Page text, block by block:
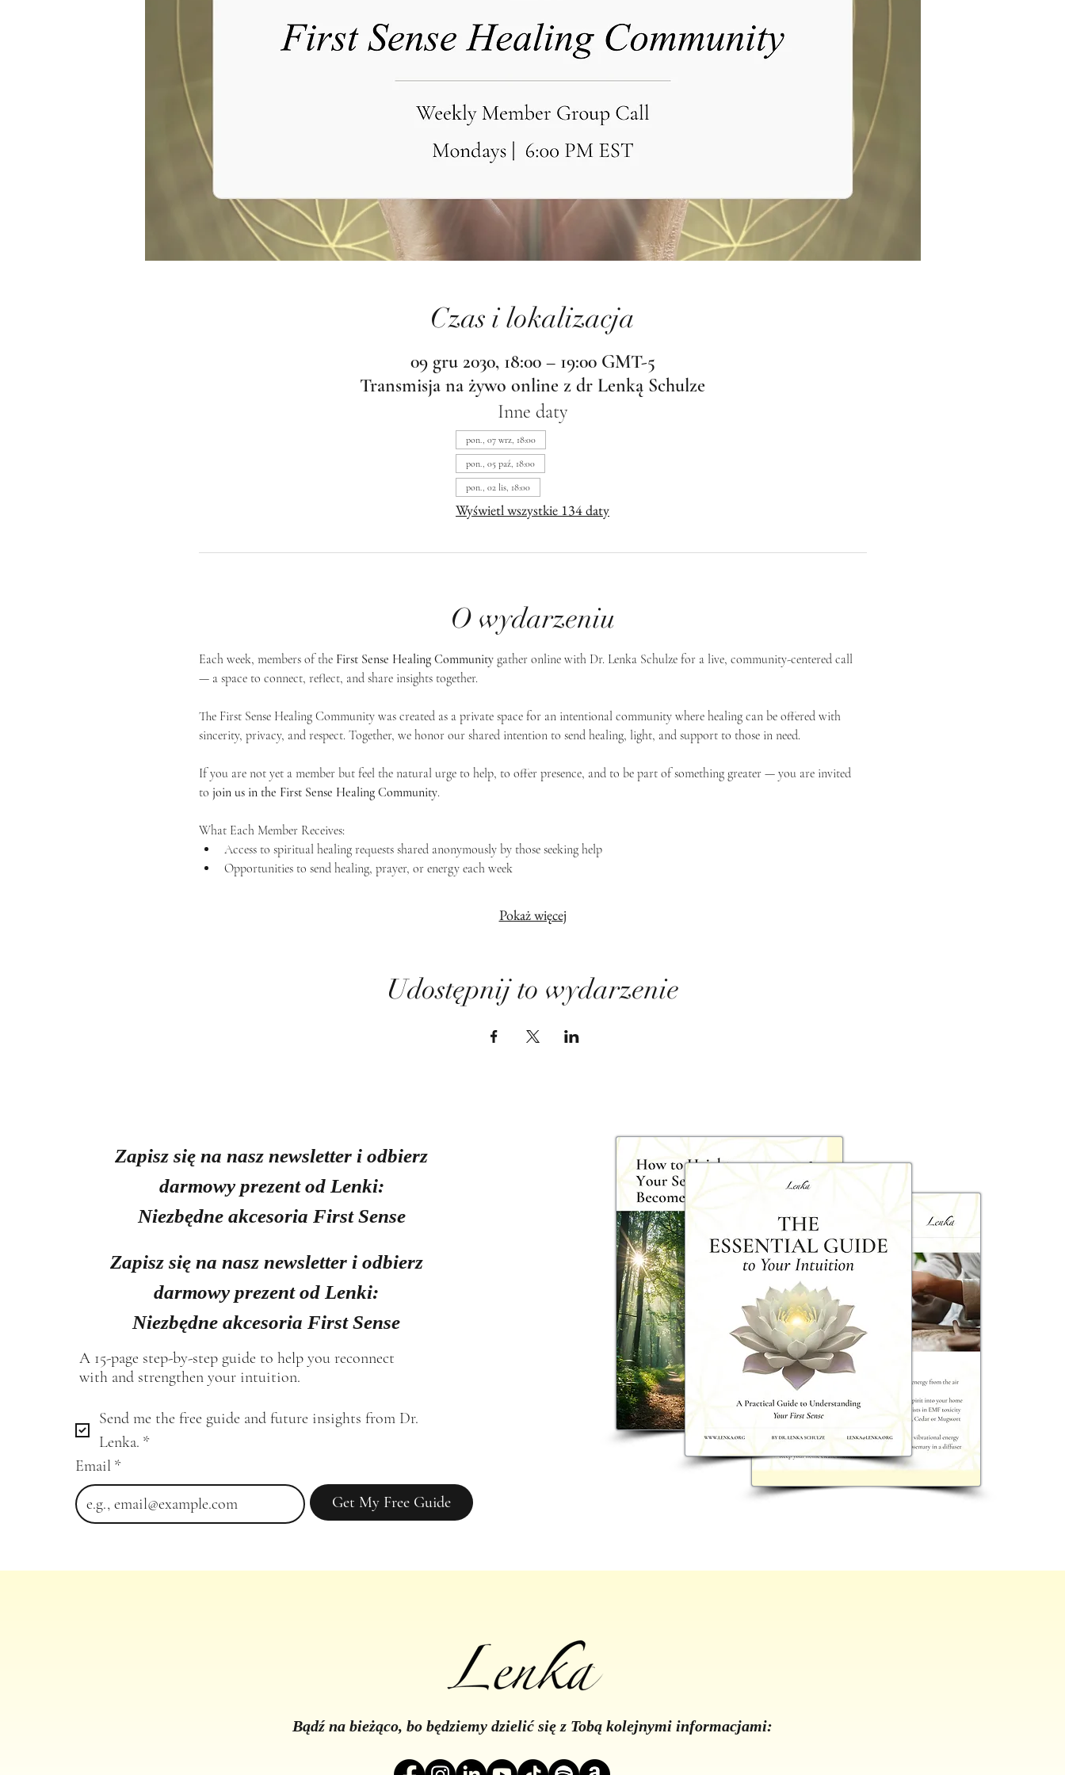
Czas i lokalizacja
09 gru 2030, 18:00 – 19:00 GMT-5
Transmisja na żywo online z dr Lenką Schulze
Inne daty
pon., 07 wrz, 18:00
pon., 05 paź, 18:00
pon., 02 lis, 18:00
Wyświetl wszystkie 134 daty
O wydarzeniu
Each week, members of the First Sense Healing Community gather online with Dr. Lenka Schulze for a live, community-centered call
— a space to connect, reflect, and share insights together.
The First Sense Healing Community was created as a private space for an intentional community where healing can be offered with
sincerity, privacy, and respect. Together, we honor our shared intention to send healing, light, and support to those in need.
If you are not yet a member but feel the natural urge to help, to offer presence, and to be part of something greater — you are invited
to join us in the First Sense Healing Community.
What Each Member Receives:
Access to spiritual healing requests shared anonymously by those seeking help
Opportunities to send healing, prayer, or energy each week
Pokaż więcej
Udostępnij to wydarzenie
Zapisz się na nasz newsletter i odbierz
darmowy prezent od Lenki:
Niezbędne akcesoria First Sense
Zapisz się na nasz newsletter i odbierz
darmowy prezent od Lenki:
Niezbędne akcesoria First Sense
A 15-page step-by-step guide to help you reconnect
with and strengthen your intuition.
Send me the free guide and future insights from Dr.
Lenka. *
Email *
Get My Free Guide
Bądź na bieżąco, bo będziemy dzielić się z Tobą kolejnymi informacjami: